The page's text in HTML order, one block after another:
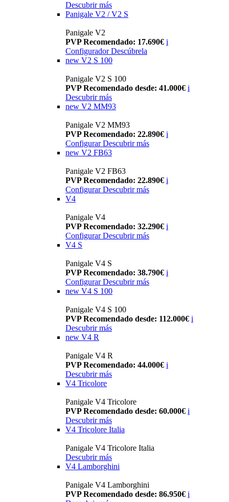
Descubrir más
Panigale V2 / V2 S
Panigale V2
PVP Recomendado: 17.690€ i
Configurador Descúbrela
new V2 S 100
Panigale V2 S 100
PVP Recomendado desde: 41.000€ i
Descubrir más
new V2 MM93
Panigale V2 MM93
PVP Recomendado: 22.890€ i
Configurar Descubrir más
new V2 FB63
Panigale V2 FB63
PVP Recomendado: 22.890€ i
Configurar Descubrir más
V4
Panigale V4
PVP Recomendado: 32.290€ i
Configurar Descubrir más
V4 S
Panigale V4 S
PVP Recomendado: 38.790€ i
Configurar Descubrir más
new V4 S 100
Panigale V4 S 100
PVP Recomendado desde: 112.000€ i
Descubrir más
new V4 R
Panigale V4 R
PVP Recomendado: 44.000€ i
Descubrir más
V4 Tricolore
Panigale V4 Tricolore
PVP Recomendado desde: 60.000€ i
Descubrir más
V4 Tricolore Italia
Panigale V4 Tricolore Italia
Descubrir más
V4 Lamborghini
Panigale V4 Lamborghini
PVP Recomendado desde: 86.950€ i